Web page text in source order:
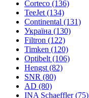
Corteco (136)
TeeJet (134)
Continental (131)
Україна (130)
Filtron (122)
Timken (120)
Optibelt (106)
Hengst (82)
SNR (80)
AD (80)
INA Schaeffler (75)